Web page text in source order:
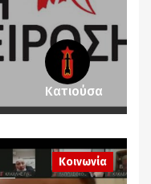
Κατιούσα
Κοινωνία